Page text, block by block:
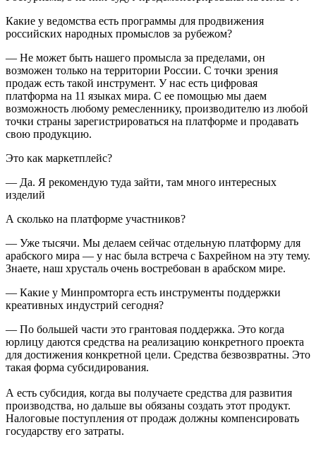
Какие у ведомства есть программы для продвижения
российских народных промыслов за рубежом?
— Не может быть нашего промысла за пределами, он
возможен только на территории России. С точки зрения
продаж есть такой инструмент. У нас есть цифровая
платформа на 11 языках мира. С ее помощью мы даем
возможность любому ремесленнику, производителю из любой
точки страны зарегистрироваться на платформе и продавать
свою продукцию.
Это как маркетплейс?
— Да. Я рекомендую туда зайти, там много интересных
изделий
А сколько на платформе участников?
— Уже тысячи. Мы делаем сейчас отдельную платформу для
арабского мира — у нас была встреча с Бахрейном на эту тему.
Знаете, наш хрусталь очень востребован в арабском мире.
— Какие у Минпромторга есть инструменты поддержки
креативных индустрий сегодня?
— По большей части это грантовая поддержка. Это когда
юрлицу даются средства на реализацию конкретного проекта
для достижения конкретной цели. Средства безвозвратны. Это
такая форма субсидирования.
А есть субсидия, когда вы получаете средства для развития
производства, но дальше вы обязаны создать этот продукт.
Налоговые поступления от продаж должны компенсировать
государству его затраты.